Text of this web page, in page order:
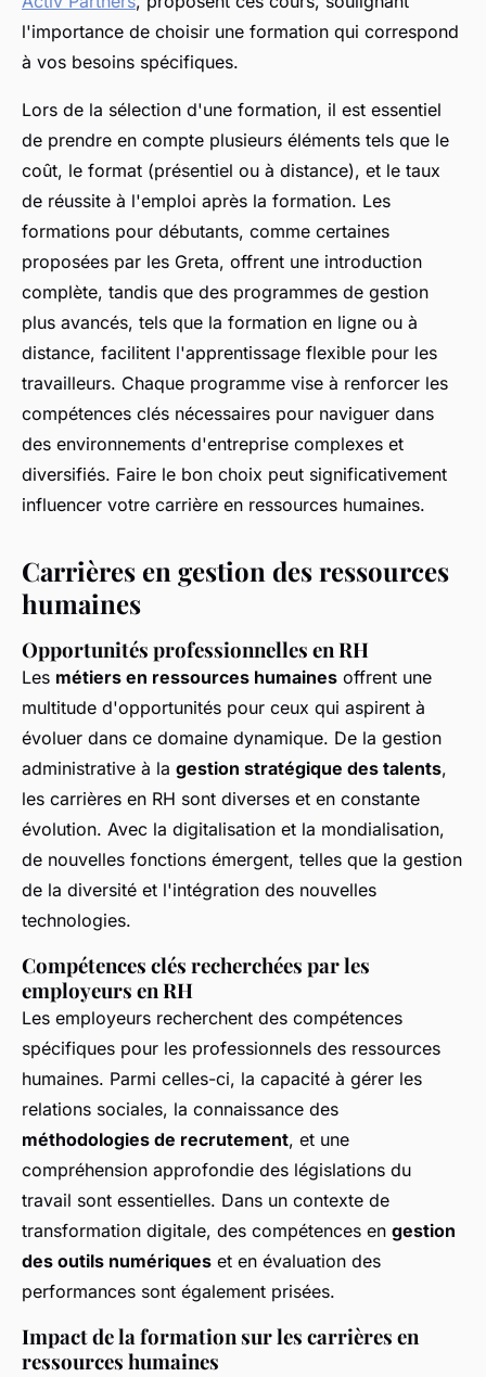
l'importance de choisir une formation qui correspond
à vos besoins spécifiques.
Lors de la sélection d'une formation, il est essentiel
de prendre en compte plusieurs éléments tels que le
coût, le format (présentiel ou à distance), et le taux
de réussite à l'emploi après la formation. Les
formations pour débutants, comme certaines
proposées par les Greta, offrent une introduction
complète, tandis que des programmes de gestion
plus avancés, tels que la formation en ligne ou à
distance, facilitent l'apprentissage flexible pour les
travailleurs. Chaque programme vise à renforcer les
compétences clés nécessaires pour naviguer dans
des environnements d'entreprise complexes et
diversifiés. Faire le bon choix peut significativement
influencer votre carrière en ressources humaines.
Carrières en gestion des ressources
humaines
Opportunités professionnelles en RH
Les métiers en ressources humaines offrent une
multitude d'opportunités pour ceux qui aspirent à
évoluer dans ce domaine dynamique. De la gestion
administrative à la gestion stratégique des talents,
les carrières en RH sont diverses et en constante
évolution. Avec la digitalisation et la mondialisation,
de nouvelles fonctions émergent, telles que la gestion
de la diversité et l'intégration des nouvelles
technologies.
Compétences clés recherchées par les
employeurs en RH
Les employeurs recherchent des compétences
spécifiques pour les professionnels des ressources
humaines. Parmi celles-ci, la capacité à gérer les
relations sociales, la connaissance des
méthodologies de recrutement, et une
compréhension approfondie des législations du
travail sont essentielles. Dans un contexte de
transformation digitale, des compétences en gestion
des outils numériques et en évaluation des
performances sont également prisées.
Impact de la formation sur les carrières en
ressources humaines